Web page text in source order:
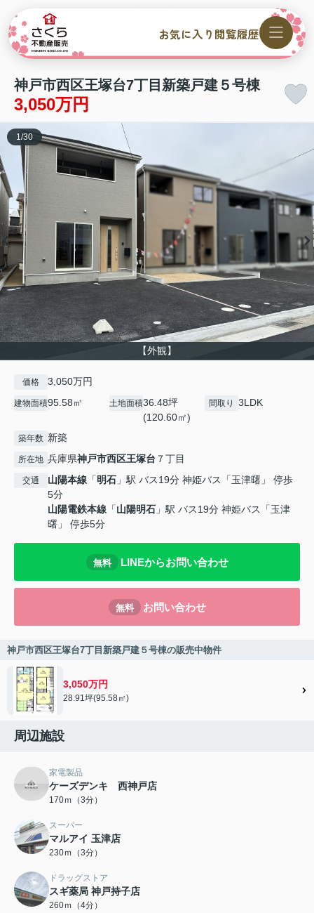
お気に入り 閲覧履歴
神戸市西区王塚台7丁目新築戸建５号棟
3,050万円
【外観】
1 /30
価格 3,050万円
建物面積95.58㎡ 土地面積36.48坪
(120.60㎡)
間取り 3LDK
築年数 新築
所在地 兵庫県神戸市西区王塚台 ７丁目
交通 山陽本線 「明石 」駅 バス19分 神姫バス「玉津曙」 停歩
5分
山陽電鉄本線 「山陽明石 」駅 バス19分 神姫バス「玉津
曙」 停歩5分
無料 LINEからお問い合わせ
無料 お問い合わせ
神戸市西区王塚台7丁目新築戸建５号棟の販売中物件
3,050万円
28.91坪(95.58㎡)
周辺施設
家電製品
ケーズデンキ 西神戸店
170ｍ（3分）
スーパー
マルアイ 玉津店
230ｍ（3分）
ドラッグストア
スギ薬局 神戸持子店
260ｍ（4分）